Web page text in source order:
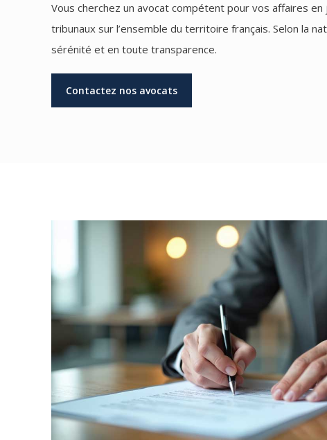
Vous cherchez un avocat compétent pour vos affaires
tribunaux sur l’ensemble du territoire français. Selon la
sérénité et en toute transparence.
Contactez nos avocats